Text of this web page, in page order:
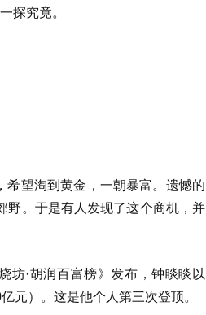
探究竟。
希望淘到黄金，一朝暴富。遗憾的
野。于是有人发现了这个商机，并
坊·胡润百富榜》发布，钟睒睒以
元）。这是他个人第三次登顶。